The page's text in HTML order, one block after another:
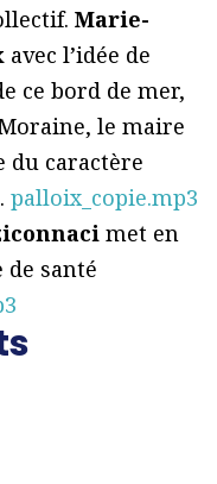
Marie-
avec l’idée de
ce bord de mer,
le maire
du caractère
palloix_copie.mp3
met en
santé